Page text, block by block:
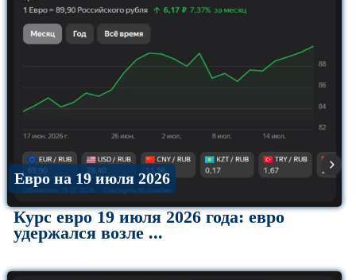
Евро на 19 июля 2026
Курс евро 19 июля 2026 года: евро
удержался возле ...